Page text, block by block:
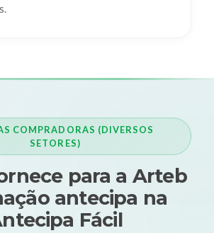
COMPRADORAS (DIVERSOS
SETORES)
para a Arteb
antecipa na
Fácil